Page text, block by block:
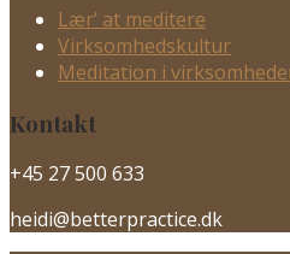
Lær’ at meditere
Virksomhedskultur
Meditation i
Kontakt
+45 27 500 633
heidi@betterpractice.dk